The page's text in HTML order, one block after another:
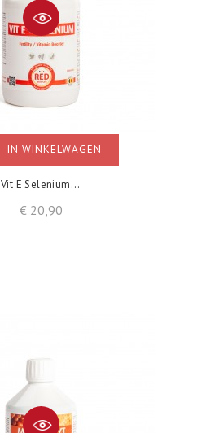
IN WINKELWAGEN
Vit E Selenium...
€ 20,90Prijs